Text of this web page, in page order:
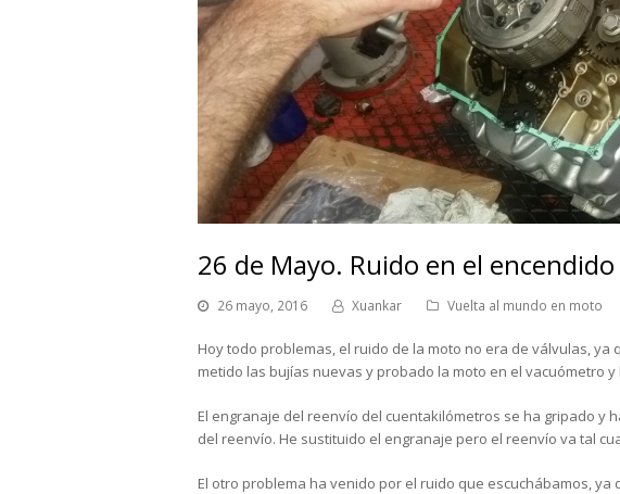
26 de Mayo. Ruido en el encendido
26 mayo, 2016 Xuankar Vuelta al mundo en moto
Hoy todo problemas, el ruido de la moto no era de válvulas,
metido las bujías nuevas y probado la moto en el vacuómetro
El engranaje del reenvío del cuentakilómetros se ha gripado y
del reenvío. He sustituido el engranaje pero el reenví­o va tal
El otro problema ha venido por el ruido que escuchábamos, ya